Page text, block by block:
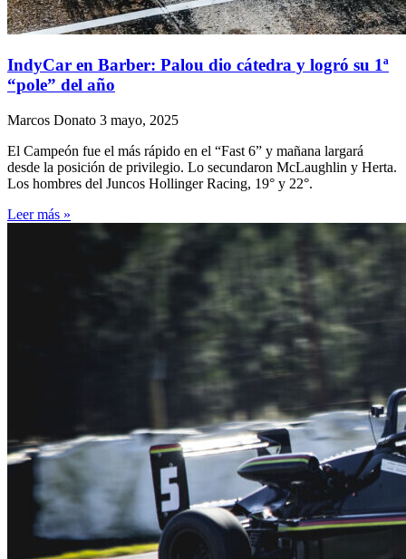
IndyCar en Barber: Palou dio cátedra y logró su 1ª
“pole” del año
Marcos Donato 3 mayo, 2025
El Campeón fue el más rápido en el “Fast 6” y mañana largará
desde la posición de privilegio. Lo secundaron McLaughlin y Herta.
Los hombres del Juncos Hollinger Racing, 19° y 22°.
Leer más »